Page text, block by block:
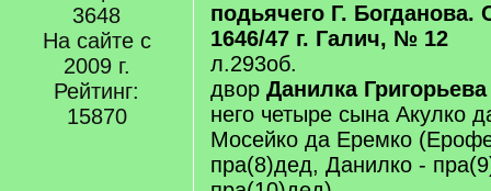
3648
На сайте с
2009 г.
Рейтинг:
15870
подьячего Г. Богданова.
1646/47 г. Галич, № 12
л.293об.
двор Данилка
него четыре сына Акулко
Мосейко да Еремко
пра(8)дед, Данилко -